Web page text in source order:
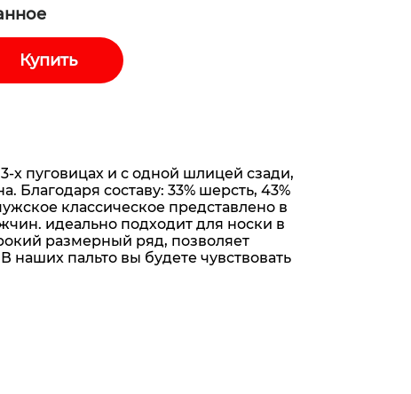
Купить
х пуговицах и с одной шлицей сзади,
составу: 33% шерсть, 43%
классическое представлено в
идеально подходит для носки в
размерный ряд, позволяет
наших пальто вы будете чувствовать